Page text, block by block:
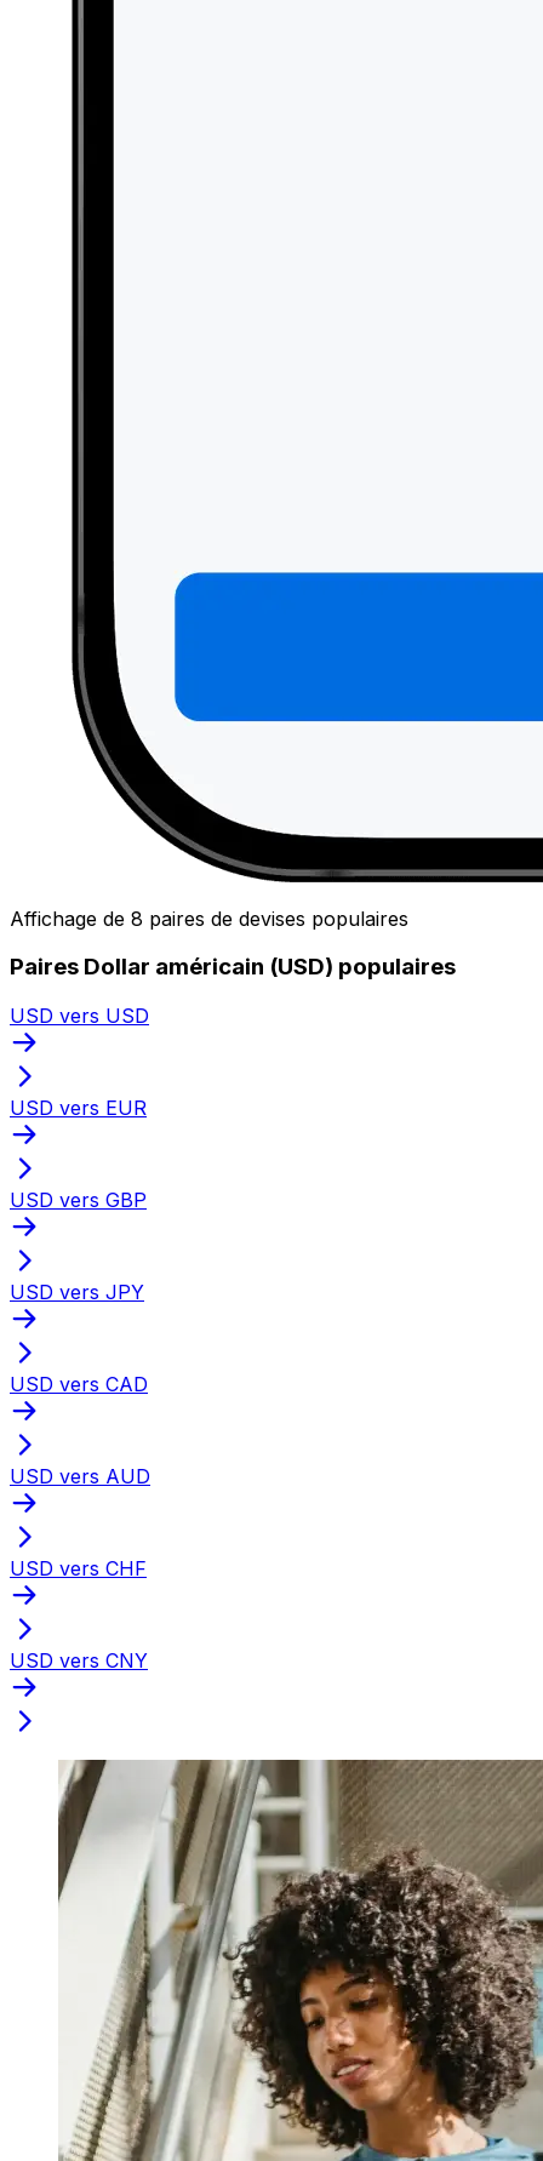
Affichage de 8 paires de devises populaires
Paires Dollar américain (USD) populaires
USD vers USD
USD vers EUR
USD vers GBP
USD vers JPY
USD vers CAD
USD vers AUD
USD vers CHF
USD vers CNY